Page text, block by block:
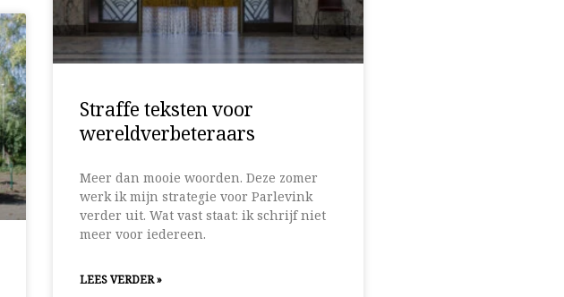
Straffe teksten voor
wereldverbeteraars
Meer dan mooie woorden. Deze zomer
werk ik mijn strategie voor Parlevink
verder uit. Wat vast staat: ik schrijf niet
meer voor iedereen.
LEES VERDER »